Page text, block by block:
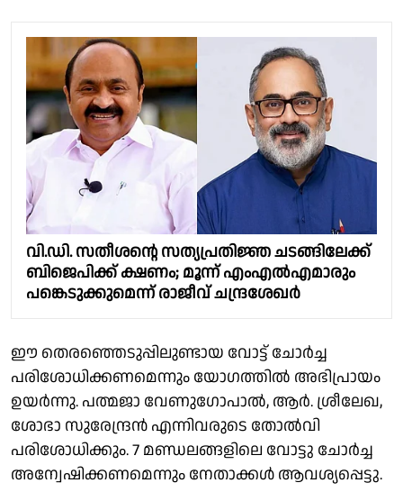
വി.ഡി. സതീശൻ്റെ സത്യപ്രതിജ്ഞ ചടങ്ങിലേക്ക്
ബിജെപിക്ക് ക്ഷണം; മൂന്ന് എംഎൽഎമാരും
പങ്കെടുക്കുമെന്ന് രാജീവ് ചന്ദ്രശേഖർ
ഈ തെരഞ്ഞെടുപ്പിലുണ്ടായ വോട്ട് ചോർച്ച
പരിശോധിക്കണമെന്നും യോഗത്തിൽ അഭിപ്രായം
ഉയർന്നു. പത്മജാ വേണുഗോപാൽ, ആർ. ശ്രീലേഖ,
ശോഭാ സുരേന്ദ്രൻ എന്നിവരുടെ തോൽവി
പരിശോധിക്കും. 7 മണ്ഡലങ്ങളിലെ വോട്ടു ചോർച്ച
അന്വേഷിക്കണമെന്നും നേതാക്കൾ ആവശ്യപ്പെട്ടു.